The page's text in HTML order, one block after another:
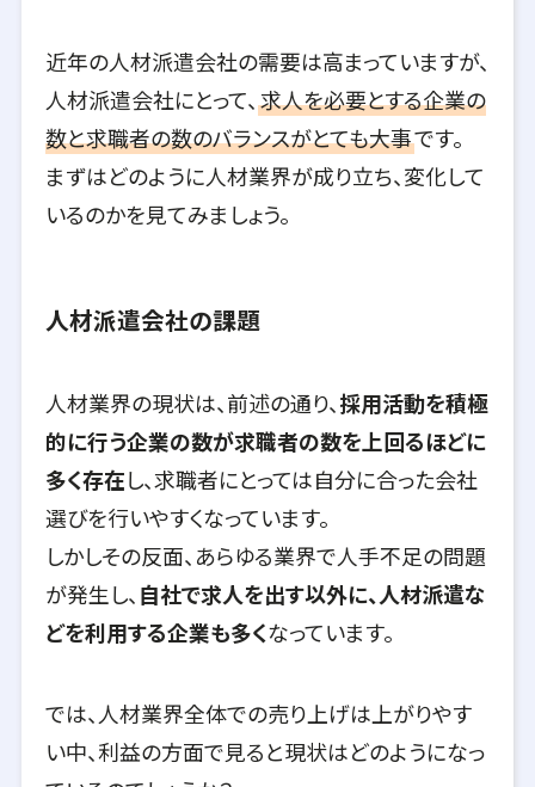
近年の人材派遣会社の需要は高まっていますが、
人材派遣会社にとって、 求人を必要とする企業の
数と求職者の数のバランスがとても大事です。
まずはどのように人材業界が成り立ち、変化して
いるのかを見てみましょう。
人材派遣会社の課題
人材業界の現状は、前述の通り、 採用活動を積極
的に行う企業の数が求職者の数を上回るほどに
多く存在し、求職者にとっては自分に合った会社
選びを行いやすくなっています。
しかしその反面、あらゆる業界で人手不足の問題
が発生し、 自社で求人を出す以外に、人材派遣な
どを利用する企業も多くなっています。
では、人材業界全体での売り上げは上がりやす
い中、利益の方面で見ると現状はどのようになっ